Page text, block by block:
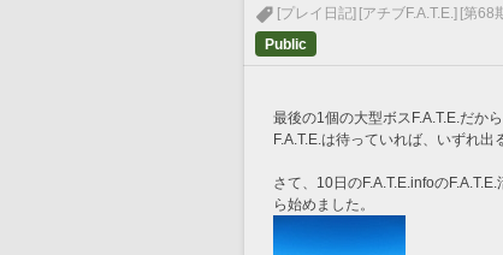
[プレイ日記] [アチブF.A.T.E.] [第68
Public
最後の1個の大型ボスF.A.T.E.だか
F.A.T.E.は待っていれば、いずれ出
さて、10日のF.A.T.E.infoの
ら始めました。